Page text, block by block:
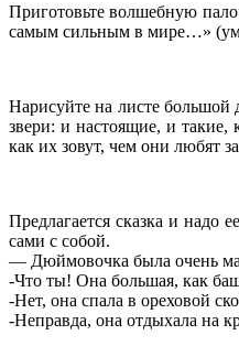
Приготовьте волшебную
самым сильным в мире…»
Нарисуйте на листе
звери: и настоящие, и такие,
как их зовут, чем они любят
Предлагается сказка и надо
сами с собой.
— Дюймовочка была очень
-Что ты! Она большая, как
-Нет, она спала в ореховой
-Неправда, она отдыхала на